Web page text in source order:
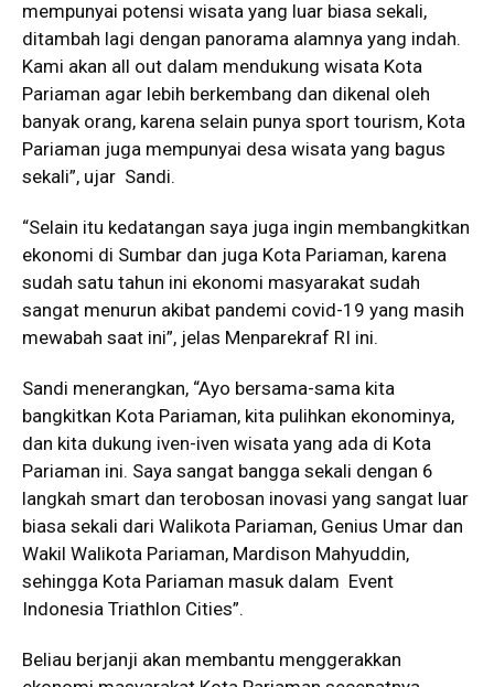
mempunyai potensi wisata yang luar biasa sekali,
ditambah lagi dengan panorama alamnya yang indah.
Kami akan all out dalam mendukung wisata Kota
Pariaman agar lebih berkembang dan dikenal oleh
banyak orang, karena selain punya sport tourism, Kota
Pariaman juga mempunyai desa wisata yang bagus
sekali”, ujar Sandi.
“Selain itu kedatangan saya juga ingin membangkitkan
ekonomi di Sumbar dan juga Kota Pariaman, karena
sudah satu tahun ini ekonomi masyarakat sudah
sangat menurun akibat pandemi covid-19 yang masih
mewabah saat ini”, jelas Menparekraf RI ini.
Sandi menerangkan, “Ayo bersama-sama kita
bangkitkan Kota Pariaman, kita pulihkan ekonominya,
dan kita dukung iven-iven wisata yang ada di Kota
Pariaman ini. Saya sangat bangga sekali dengan 6
langkah smart dan terobosan inovasi yang sangat luar
biasa sekali dari Walikota Pariaman, Genius Umar dan
Wakil Walikota Pariaman, Mardison Mahyuddin,
sehingga Kota Pariaman masuk dalam Event
Indonesia Triathlon Cities”.
Beliau berjanji akan membantu menggerakkan